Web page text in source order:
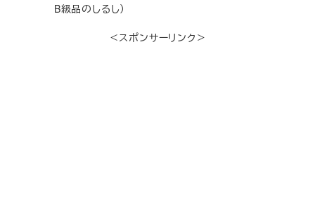
B級品のしるし）
＜スポンサーリンク＞